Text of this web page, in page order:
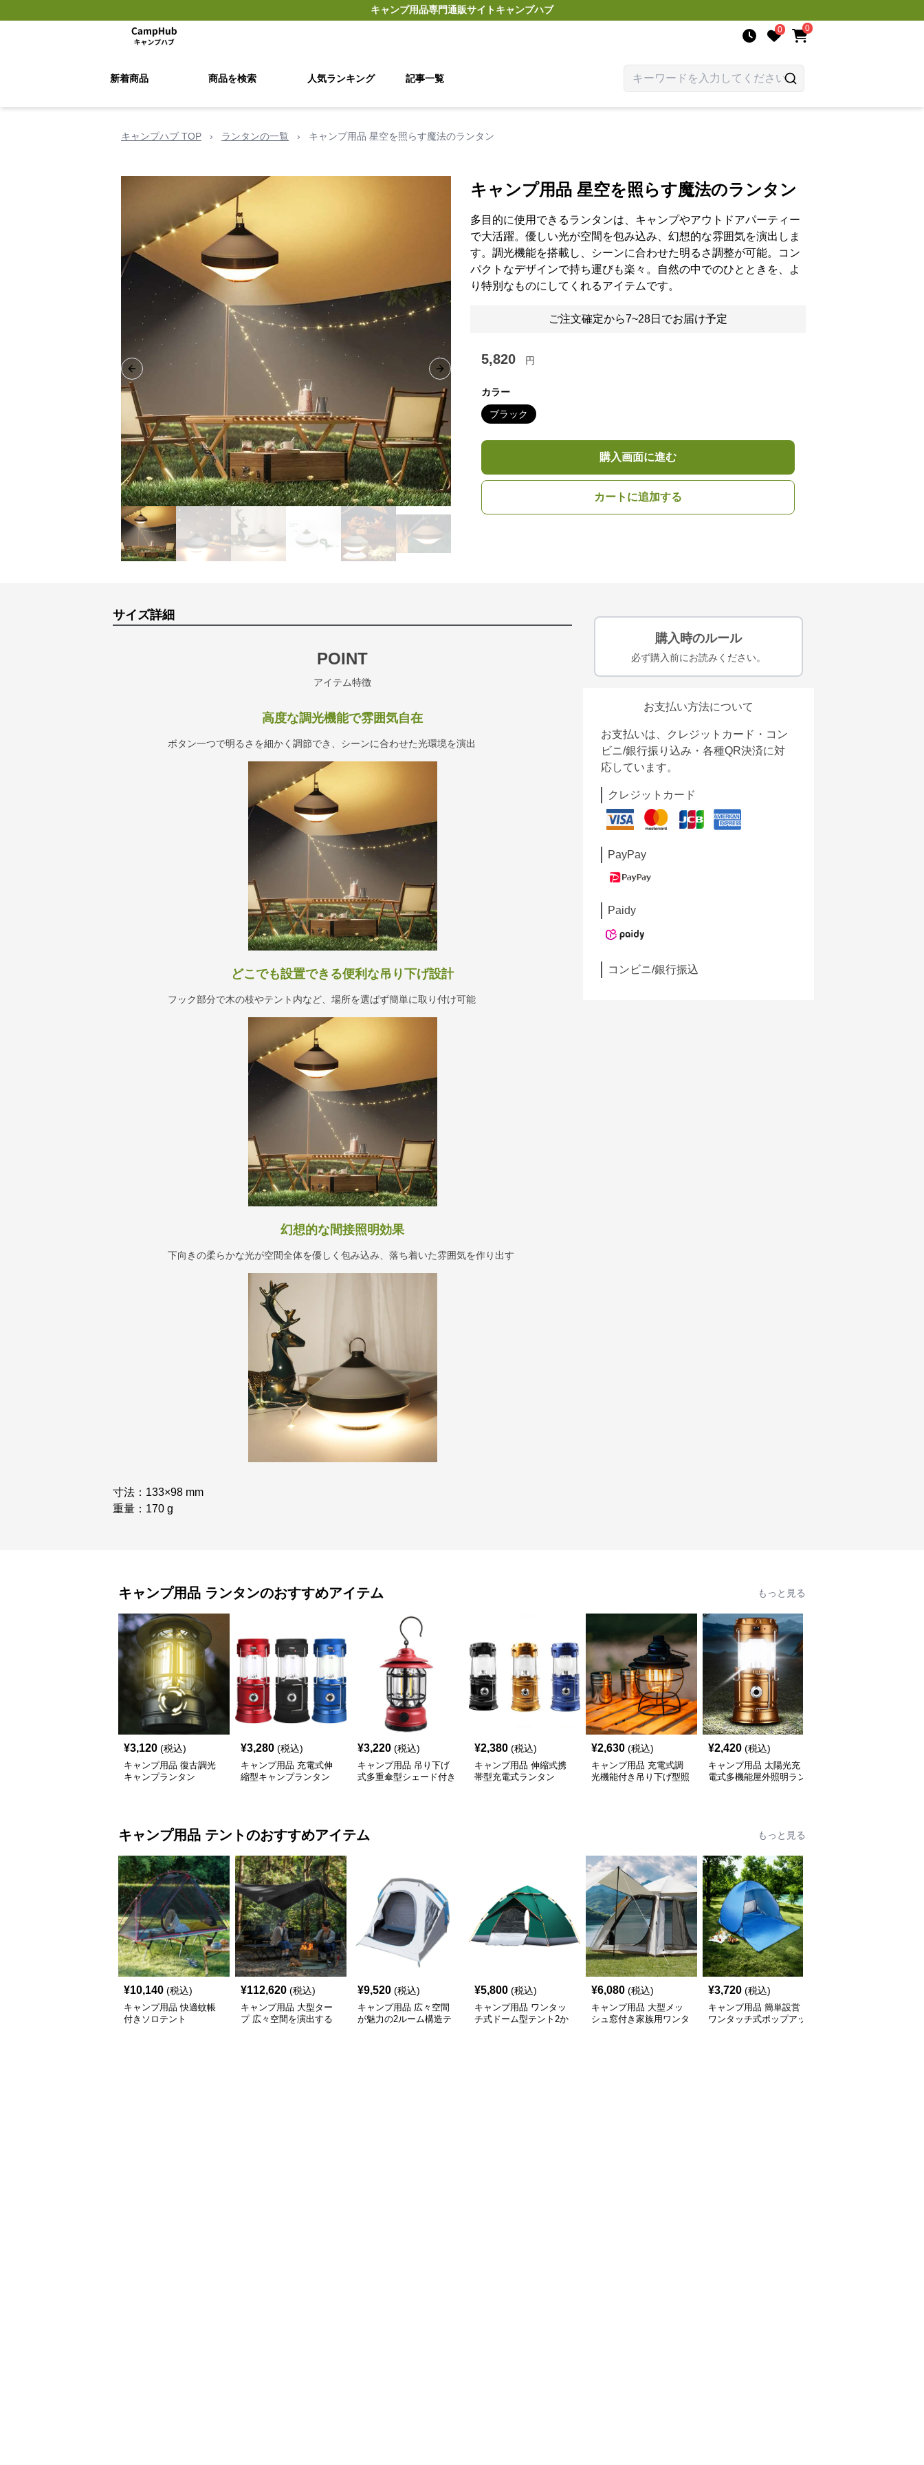
キャンプ用品専門通販サイトキャンプハブ
0 0
新着商品 商品を検索 人気ランキング 記事一覧
キャンプハブ TOP › ランタンの一覧 › キャンプ用品 星空を照らす魔法のランタン
Previous slide Next slide
キャンプ用品 星空を照らす魔法のランタン
多目的に使用できるランタンは、キャンプやアウトドアパーティー
で大活躍。優しい光が空間を包み込み、幻想的な雰囲気を演出しま
す。調光機能を搭載し、シーンに合わせた明るさ調整が可能。コン
パクトなデザインで持ち運びも楽々。自然の中でのひとときを、よ
り特別なものにしてくれるアイテムです。
ご注文確定から7~28日でお届け予定
5,820 円
カラー
ブラック
購入画面に進む
カートに追加する
サイズ詳細
POINT
アイテム特徴
高度な調光機能で雰囲気自在
ボタン一つで明るさを細かく調節でき、シーンに合わせた光環境を演出
どこでも設置できる便利な吊り下げ設計
フック部分で木の枝やテント内など、場所を選ばず簡単に取り付け可能
幻想的な間接照明効果
下向きの柔らかな光が空間全体を優しく包み込み、落ち着いた雰囲気を作り出す
寸法：133×98 mm
重量：170 g
購入時のルール
必ず購入前にお読みください。
お支払い方法について
お支払いは、クレジットカード・コン
ビニ/銀行振り込み・各種QR決済に対
応しています。
クレジットカード
PayPay
Paidy
コンビニ/銀行振込
キャンプ用品 ランタンのおすすめアイテム もっと見る
¥3,120 (税込)
キャンプ用品 復古調光
キャンプランタン
¥3,280 (税込)
キャンプ用品 充電式伸
縮型キャンプランタン
¥3,220 (税込)
キャンプ用品 吊り下げ
式多重傘型シェード付き
¥2,380 (税込)
キャンプ用品 伸縮式携
帯型充電式ランタン
¥2,630 (税込)
キャンプ用品 充電式調
光機能付き吊り下げ型照
¥2,420 (税込)
キャンプ用品 太陽光充
電式多機能屋外照明ラン
キャンプ用品 テントのおすすめアイテム もっと見る
¥10,140 (税込)
キャンプ用品 快適蚊帳
付きソロテント
¥112,620 (税込)
キャンプ用品 大型ター
プ 広々空間を演出する
¥9,520 (税込)
キャンプ用品 広々空間
が魅力の2ルーム構造テ
¥5,800 (税込)
キャンプ用品 ワンタッ
チ式ドーム型テント2か
¥6,080 (税込)
キャンプ用品 大型メッ
シュ窓付き家族用ワンタ
¥3,720 (税込)
キャンプ用品 簡単設営
ワンタッチ式ポップアッ